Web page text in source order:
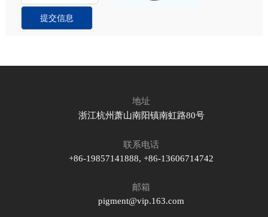
地址
浙江杭州萧山南阳镇南虹路80号
联系电话
+86-19857141888, +86-13606714742
邮箱
pigment@vip.163.com